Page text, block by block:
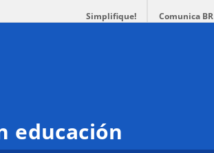
Simplifique! Comunica BR
educación